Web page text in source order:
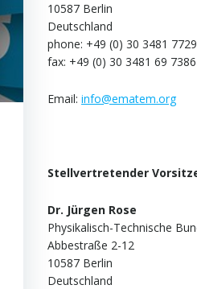
10587 Berlin
Deutschland
phone: +49 (0) 30 3481 7729
fax: +49 (0) 30 3481 69 7386
Email: info@ematem.org
Stellvertretender
Dr. Jürgen Rose
Physikalisch-Technische
Abbestraße 2-12
10587 Berlin
Deutschland